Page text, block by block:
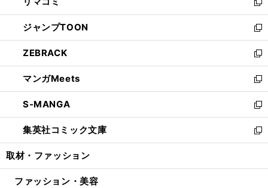
開
く
ド
ウ
で
開
く
ィ
ン
ド
ウ
で
開
く
い
ウ
ィ
ン
ド
ウ
で
開
く
新
し
い
ウ
ィ
ン
ド
ウ
で
開
く
ジャンプTOON
新
し
い
ウ
ィ
ン
ド
ウ
で
開
ZEBRACK
新
し
い
ウ
ィ
ン
ド
ウ
開
マンガMeets
新
し
い
ウ
ィ
ン
ウ
S-MANGA
新
し
い
ウ
ン
集英社コミック文庫
新
し
ウ
取材・ファッション
ファッション・美容